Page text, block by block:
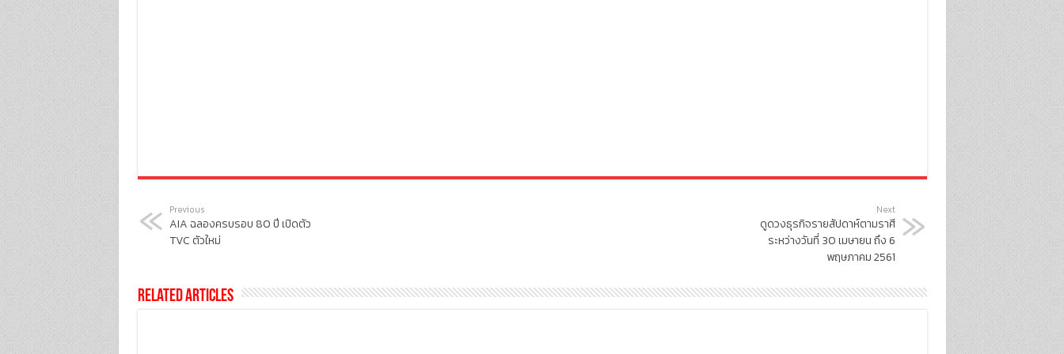
Previous
AIA ฉลองครบรอบ 80 ปี เปิดตัว
TVC ตัวใหม่
Next
ดูดวงธุรกิจรายสัปดาห์ตามราศี
ระหว่างวันที่ 30 เมษายน ถึง 6
พฤษภาคม 2561
Related Articles